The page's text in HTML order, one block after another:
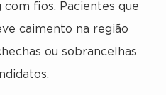
fios. Pacientes que
caimento na região
ou sobrancelhas